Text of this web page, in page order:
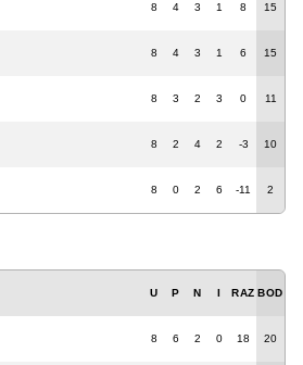
8 4 3 1 8 15
8 4 3 1 6 15
8 3 2 3 0 11
8 2 4 2 -3 10
8 0 2 6 -11 2
U P N I RAZ BOD
8 6 2 0 18 20